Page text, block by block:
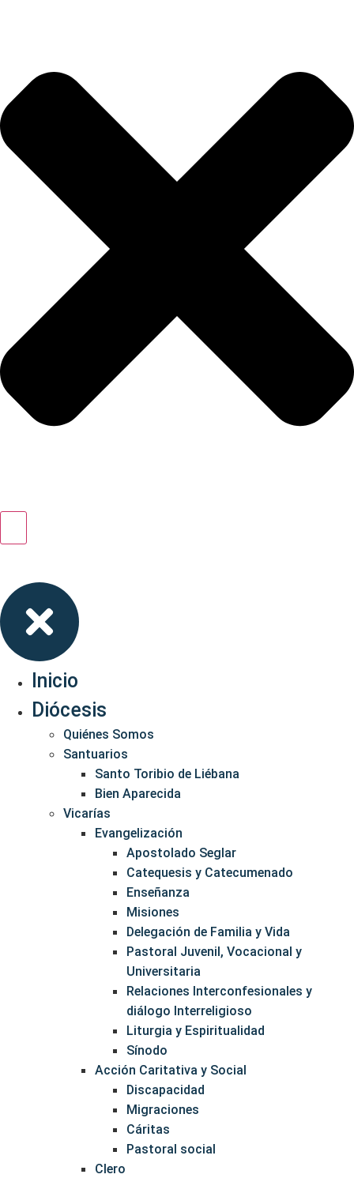
Inicio
Diócesis
Quiénes Somos
Santuarios
Santo Toribio de Liébana
Bien Aparecida
Vicarías
Evangelización
Apostolado Seglar
Catequesis y Catecumenado
Enseñanza
Misiones
Delegación de Familia y Vida
Pastoral Juvenil, Vocacional y
Universitaria
Relaciones Interconfesionales y
diálogo Interreligioso
Liturgia y Espiritualidad
Sínodo
Acción Caritativa y Social
Discapacidad
Migraciones
Cáritas
Pastoral social
Clero